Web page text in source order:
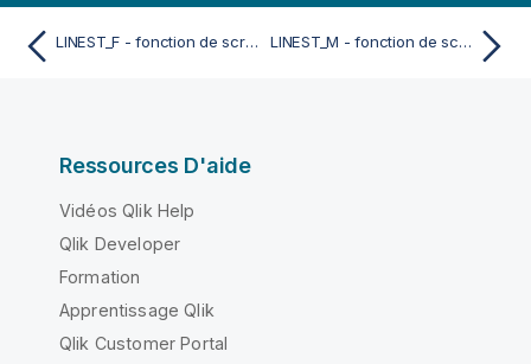
LINEST_F - fonction de script LINEST_M - fonction de script
Ressources D'aide
Vidéos Qlik Help
Qlik Developer
Formation
Apprentissage Qlik
Qlik Customer Portal